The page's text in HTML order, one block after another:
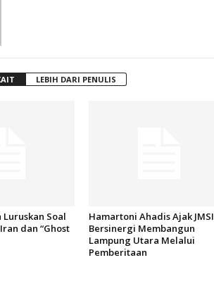
LEBIH DARI PENULIS
Soal
dan “Ghost
Hamartoni Ahadis Ajak JMSI
Bersinergi Membangun
Lampung Utara Melalui
Pemberitaan